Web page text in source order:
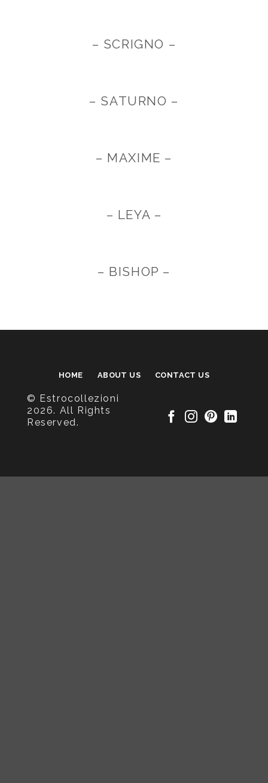
– SCRIGNO –
– SATURNO –
– MAXIME –
– LEYA –
– BISHOP –
© Estrocollezioni
2026. All Rights
Reserved.
HOME ABOUT US CONTACT US